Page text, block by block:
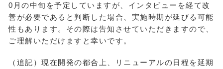
0月の中旬を予定していますが、インタビューを経て改
善が必要であると判断した場合、実施時期が延びる可能
性もあります。その際は告知させていただきますので、
ご理解いただけますと幸いです。
（追記）現在開発の都合上、リニューアルの日程を延期